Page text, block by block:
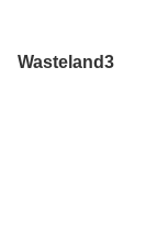
Wasteland3